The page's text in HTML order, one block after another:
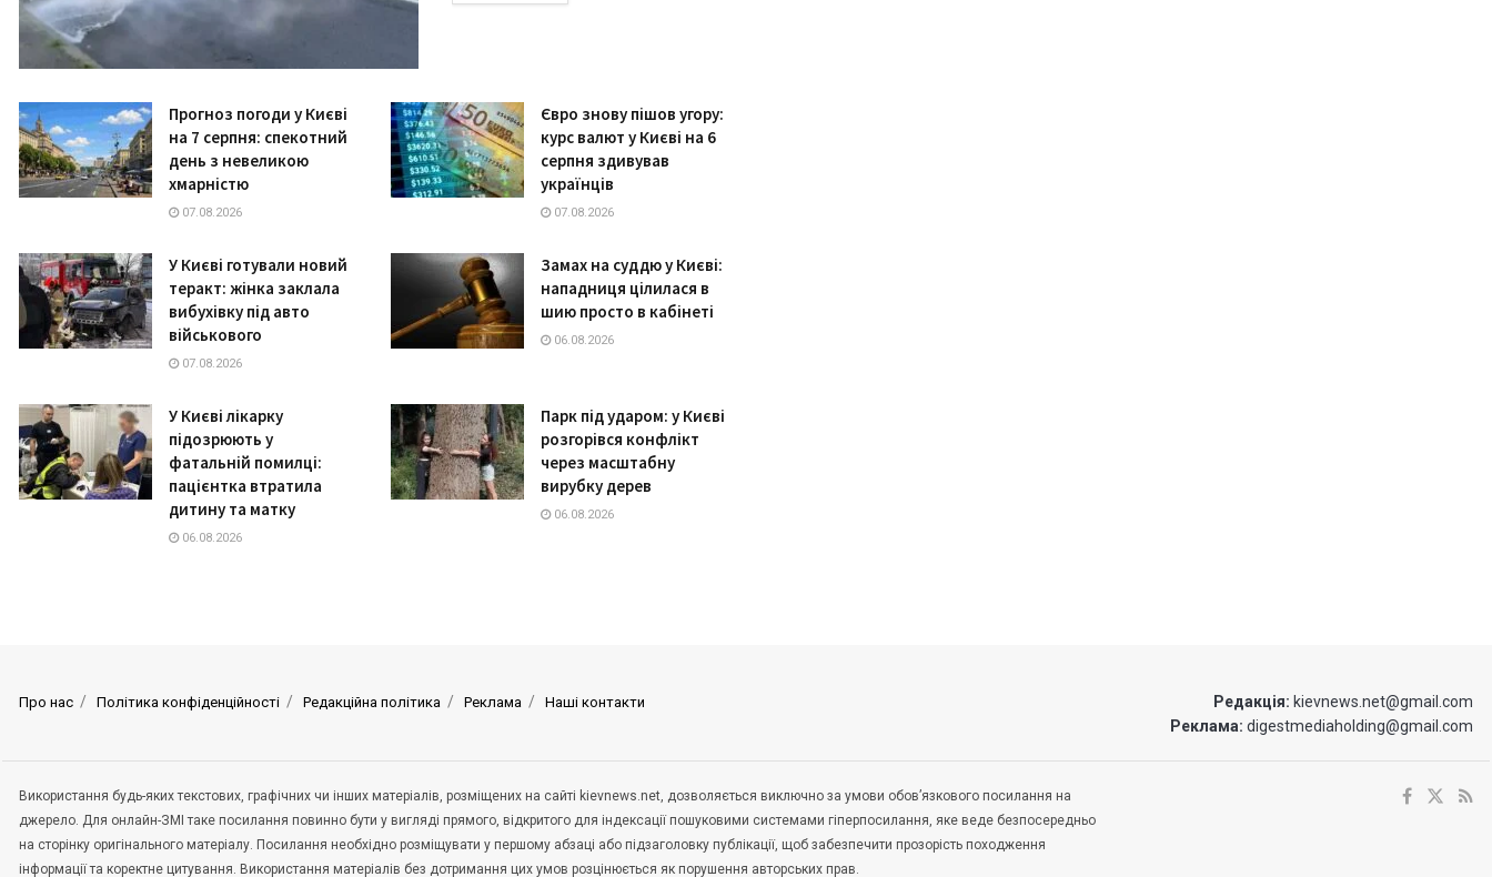
Прогноз погоди у Києві
на 7 серпня: спекотний
день з невеликою
хмарністю
07.08.2026
Євро знову пішов угору:
курс валют у Києві на 6
серпня здивував
українців
07.08.2026
У Києві готували новий
теракт: жінка заклала
вибухівку під авто
військового
07.08.2026
Замах на суддю у Києві:
нападниця цілилася в
шию просто в кабінеті
06.08.2026
У Києві лікарку
підозрюють у
фатальній помилці:
пацієнтка втратила
дитину та матку
06.08.2026
Парк під ударом: у Києві
розгорівся конфлікт
через масштабну
вирубку дерев
06.08.2026
Про нас Політика конфіденційності Редакційна політика Реклама Наші контакти Редакція: kievnews.net@gmail.com
Реклама: digestmediaholding@gmail.com
Використання будь-яких текстових, графічних чи інших матеріалів, розміщених на сайті kievnews.net, дозволяється виключно за умови обов’язкового посилання на
джерело. Для онлайн-ЗМІ таке посилання повинно бути у вигляді прямого, відкритого для індексації пошуковими системами гіперпосилання, яке веде безпосередньо
на сторінку оригінального матеріалу. Посилання необхідно розміщувати у першому абзаці або підзаголовку публікації, щоб забезпечити прозорість походження
інформації та коректне цитування. Використання матеріалів без дотримання цих умов розцінюється як порушення авторських прав.